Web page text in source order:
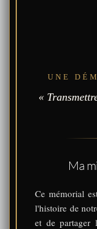
UNE
«
Ma
Ce mémorial
l'histoire de
et de partager